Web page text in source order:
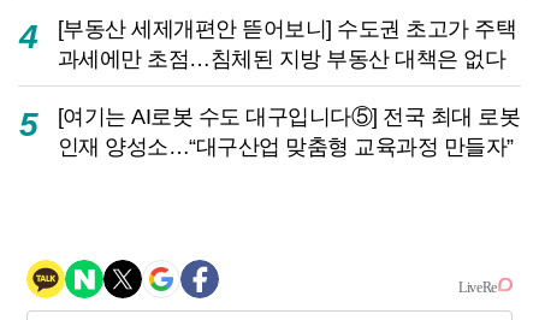
4
[부동산 세제개편안 뜯어보니] 수도권 초고가 주택
과세에만 초점…침체된 지방 부동산 대책은 없다
5
[여기는 AI로봇 수도 대구입니다⑤] 전국 최대 로봇
인재 양성소…“대구산업 맞춤형 교육과정 만들자”